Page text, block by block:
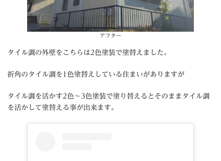
アフター
タイル調の外壁をこちらは2色塗装で塗替えました。
折角のタイル調を1色塗替えしている住まいがありますが
タイル調を活かす2色～3色塗装で塗り替えるとそのままタイル調
を活かして塗替える事が出来ます。